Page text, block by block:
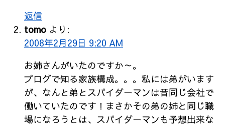
返信
tomo より:
2008年2月29日 9:20 AM
お姉さんがいたのですか～。
ブログで知る家族構成。。。私には弟がいます
が、なんと弟とスパイダーマンは昔同じ会社で
働いていたのです！まさかその弟の姉と同じ職
場になろうとは、スパイダーマンも予想出来な